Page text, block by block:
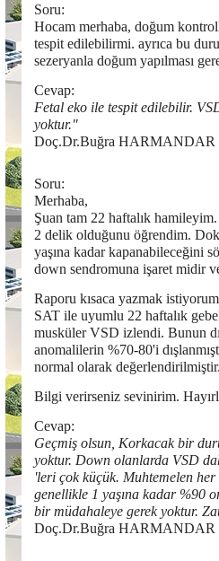
Soru:
Hocam merhaba, doğum
tespit edilebilirmi. ayrıca bu
sezeryanla doğum yapılması
Cevap:
Fetal eko ile tespit edilebilir.
yoktur."
Doç.Dr.Buğra HARMANDAR
Soru:
Merhaba,
Şuan tam 22 haftalık
2 delik olduğunu öğrendim.
yaşına kadar kapanabileceğini
down sendromuna işaret midir
Raporu kısaca yazmak
SAT ile uyumlu 22 haftalık
musküler VSD izlendi. Bunun
anomalilerin %70-80'i
normal olarak
Bilgi verirseniz sevinirim.
Cevap:
Geçmiş olsun, Korkacak bir
yoktur. Down olanlarda VSD
'leri çok küçük. Muhtemelen
genellikle 1 yaşına kadar %90
bir müdahaleye gerek yoktur.
Doç.Dr.Buğra HARMANDAR